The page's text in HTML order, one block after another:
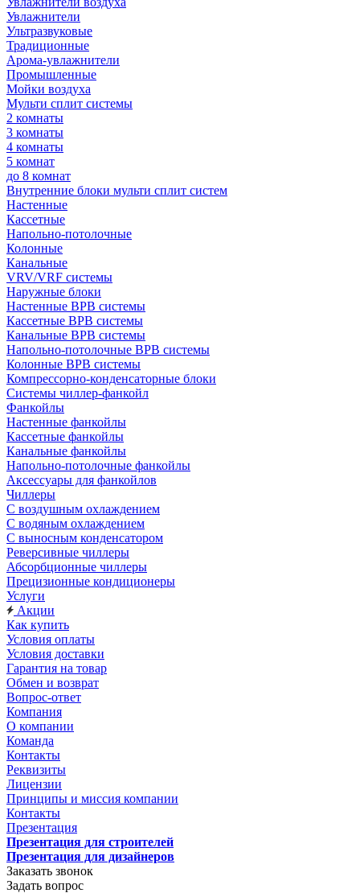
Увлажнители
Ультразвуковые
Традиционные
Арома-увлажнители
Промышленные
Мойки воздуха
Мульти сплит системы
2 комнаты
3 комнаты
4 комнаты
5 комнат
до 8 комнат
Внутренние блоки мульти сплит систем
Настенные
Кассетные
Напольно-потолочные
Колонные
Канальные
VRV/VRF системы
Наружные блоки
Настенные ВРВ системы
Кассетные ВРВ системы
Канальные ВРВ системы
Напольно-потолочные ВРВ системы
Колонные ВРВ системы
Компрессорно-конденсаторные блоки
Системы чиллер-фанкойл
Фанкойлы
Настенные фанкойлы
Кассетные фанкойлы
Канальные фанкойлы
Напольно-потолочные фанкойлы
Аксессуары для фанкойлов
Чиллеры
С воздушным охлаждением
С водяным охлаждением
С выносным конденсатором
Реверсивные чиллеры
Абсорбционные чиллеры
Прецизионные кондиционеры
Услуги
Акции
Как купить
Условия оплаты
Условия доставки
Гарантия на товар
Обмен и возврат
Вопрос-ответ
Компания
О компании
Команда
Контакты
Реквизиты
Лицензии
Принципы и миссия компании
Контакты
Презентация
Презентация для строителей
Презентация для дизайнеров
Заказать звонок
Задать вопрос